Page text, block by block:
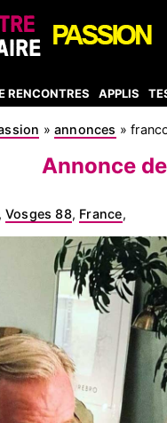
RENCONTRES APPLIS
»annonces »
Annonce
,Vosges 88, France,